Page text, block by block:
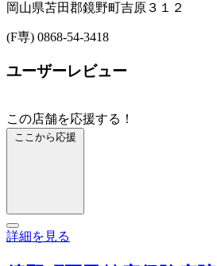
岡山県苫田郡鏡野町吉原３１２
(F専) 0868-54-3418
ユーザーレビュー
この店舗を応援する！
ここから応援
詳細を見る